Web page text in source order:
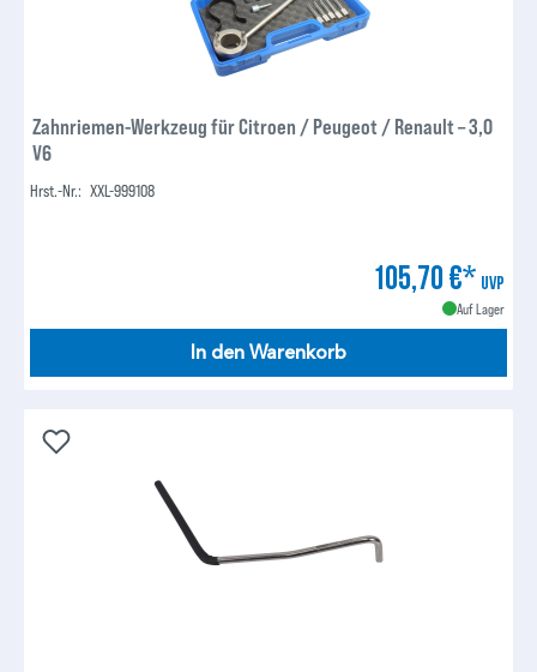
Zahnriemen-Werkzeug für Citroen / Peugeot / Renault – 3,0
V6
Hrst.-Nr.: XXL-999108
105,70 €* UVP
Auf Lager
In den Warenkorb